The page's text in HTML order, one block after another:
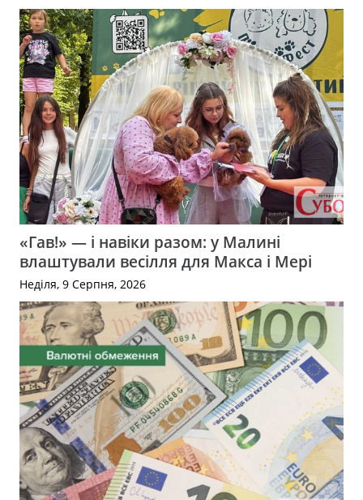
«Гав!» — і навіки разом: у Малині
влаштували весілля для Макса і Мері
Неділя, 9 Серпня, 2026